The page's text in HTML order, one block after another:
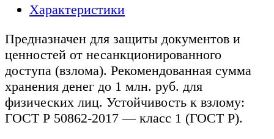
Характеристики
Предназначен для защиты документов и
ценностей от несанкционированного
доступа (взлома). Рекомендованная сумма
хранения денег до 1 млн. руб. для
физических лиц. Устойчивость к взлому:
ГОСТ Р 50862-2017 — класс 1 (ГОСТ Р).